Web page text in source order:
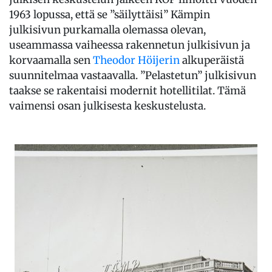
1963 lopussa, että se ”säilyttäisi” Kämpin
julkisivun purkamalla olemassa olevan,
useammassa vaiheessa rakennetun julkisivun ja
korvaamalla senTheodor Höijerinalkuperäistä
suunnitelmaa vastaavalla. ”Pelastetun” julkisivun
taakse se rakentaisi modernit hotellitilat. Tämä
vaimensi osan julkisesta keskustelusta.